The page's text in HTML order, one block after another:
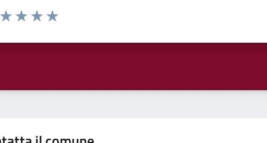
da 1 a 5 stelle la pagina